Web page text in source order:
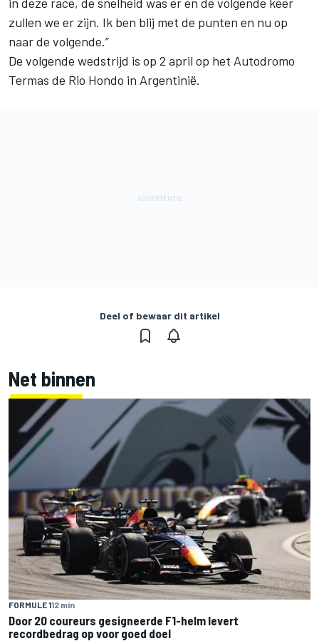
zullen we er zijn. Ik ben blij met de punten en nu op
naar de volgende.”
De volgende wedstrijd is op 2 april op het Autodromo
Termas de Rio Hondo in Argentinië.
Deel of bewaar dit artikel
Net binnen
FORMULE 112 min
Door 20 coureurs gesigneerde F1-helm levert
recordbedrag op voor goed doel